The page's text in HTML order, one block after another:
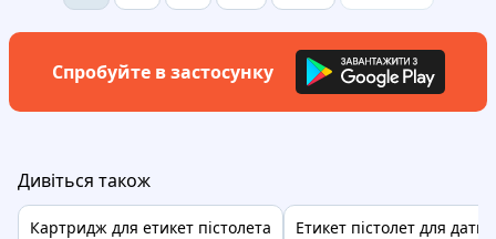
Спробуйте в застосунку
Дивіться також
Картридж для етикет пістолета Етикет пістолет для дати